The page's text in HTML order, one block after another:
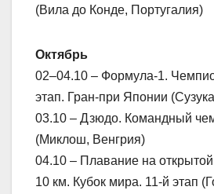
(Вила до Конде, Португалия)
Октябрь
02–04.10 – Формула-1.
этап. Гран-при Японии
03.10 – Дзюдо. Командный
(Миклош, Венгрия)
04.10 – Плавание на
10 км. Кубок мира. 11-й этап